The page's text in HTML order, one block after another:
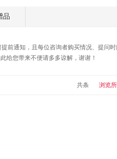
品
前通知，且每位咨询者购买情况、提问时
给您带来不便请多多谅解，谢谢！
共条 浏览